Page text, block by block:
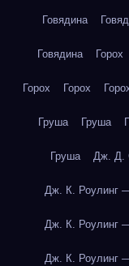
Говядина
Говядина Горох
Горох Горох
Груша Груша
Груша Дж. Д.
Дж. К. Роулинг
Дж. К. Роулинг
Дж. К. Роулинг